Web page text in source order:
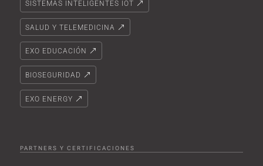
SISTEMAS INTELIGENTES IOT
SALUD Y TELEMEDICINA
EXO EDUCACIÓN
BIOSEGURIDAD
EXO ENERGY
PARTNERS Y CERTIFICACIONES